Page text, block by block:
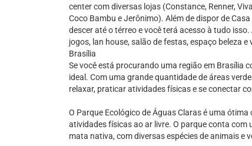
center com diversas lojas (Constance, Renner,
Coco Bambu e Jerônimo). Além de dispor de
descer até o térreo e você terá acesso à tudo
jogos, lan house, salão de festas, espaço beleza
Brasília
Se você está procurando uma região em Brasília
ideal. Com uma grande quantidade de áreas
relaxar, praticar atividades físicas e se conectar
O Parque Ecológico de Águas Claras é uma
atividades físicas ao ar livre. O parque conta com
mata nativa, com diversas espécies de animais e